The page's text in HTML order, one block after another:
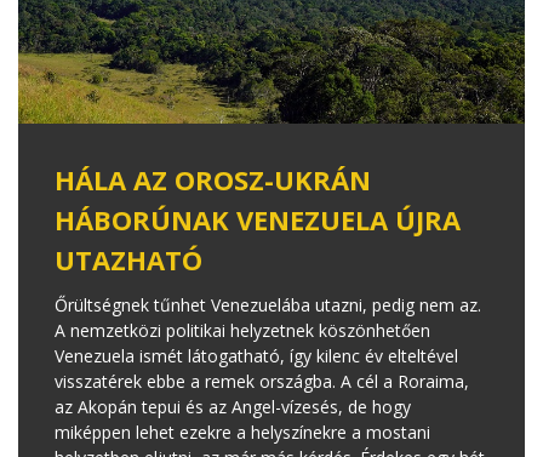
HÁLA AZ OROSZ-UKRÁN
HÁBORÚNAK VENEZUELA ÚJRA
UTAZHATÓ
Őrültségnek tűnhet Venezuelába utazni, pedig nem az.
A nemzetközi politikai helyzetnek köszönhetően
Venezuela ismét látogatható, így kilenc év elteltével
visszatérek ebbe a remek országba. A cél a Roraima,
az Akopán tepui és az Angel-vízesés, de hogy
miképpen lehet ezekre a helyszínekre a mostani